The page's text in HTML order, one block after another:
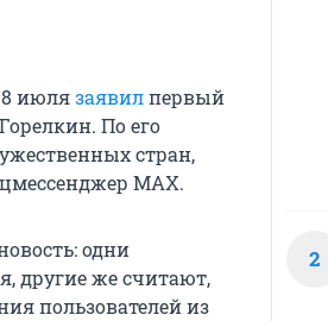
июлязаявилпервый
По его
стран,
MAX.
одни
другие же считают,
пользователей из
2